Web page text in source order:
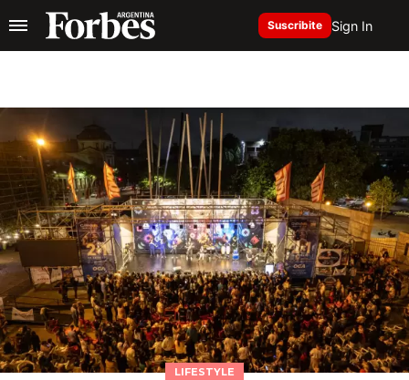
Suscribite Sign In
LIFESTYLE